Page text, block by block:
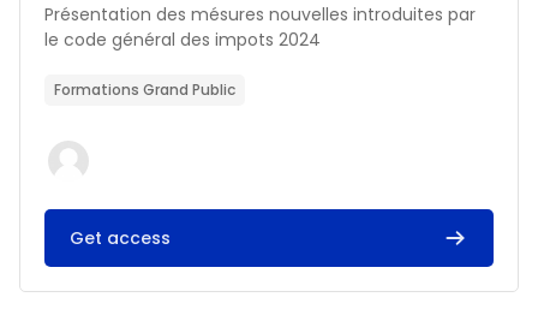
Résumé du cours :
Présentation des mésures nouvelles introduites par
le code général des impots 2024
Formations Grand Public
Get access